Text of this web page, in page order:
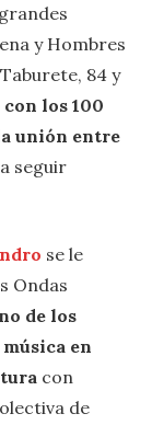
y Hombres
84 y
los 100
unión entre
seguir
se le
Ondas
de los
en
con
de